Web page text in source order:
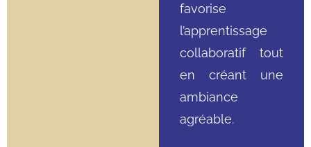
favorise
l’apprentissage
collaboratif tout
en créant une
ambiance
agréable.